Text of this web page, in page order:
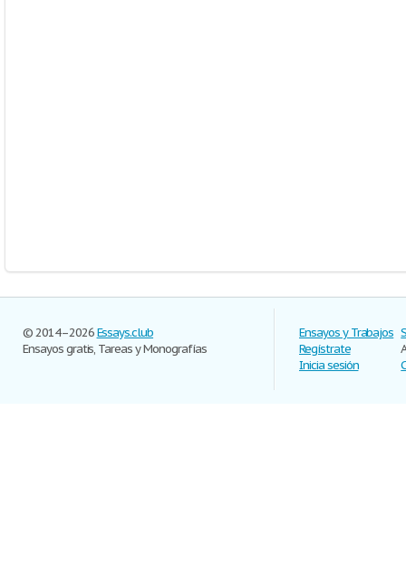
© 2014–2026Essays.club
Ensayos gratis, Tareas y Monografías
Ensayos y Trabajos
Regístrate
Inicia sesión